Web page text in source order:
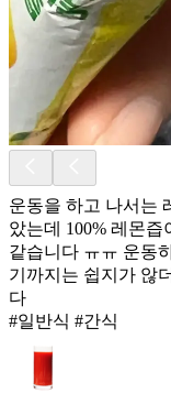
운동을 하고 나서는
았는데 100% 레몬
같습니다 ㅠㅠ 운동
기까지는 쉽지가 않
다
#일반식 #간식